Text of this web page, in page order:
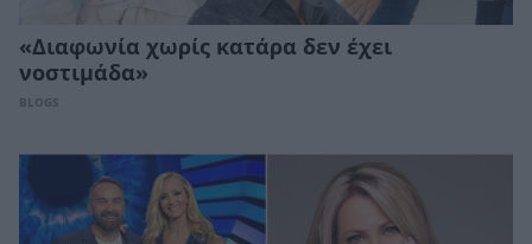
«Διαφωνία χωρίς κατάρα δεν έχει
νοστιμάδα»
BLOGS